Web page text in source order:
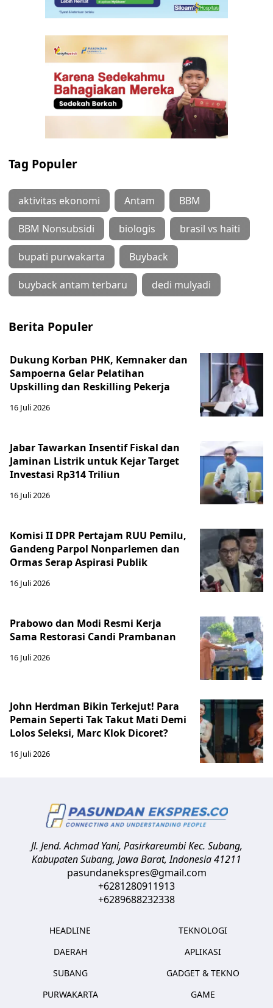
Tag Populer
aktivitas ekonomi Antam BBM
BBM Nonsubsidi biologis brasil vs haiti
bupati purwakarta Buyback
buyback antam terbaru dedi mulyadi
Berita Populer
Dukung Korban PHK, Kemnaker dan
Sampoerna Gelar Pelatihan
Upskilling dan Reskilling Pekerja
16 Juli 2026
Jabar Tawarkan Insentif Fiskal dan
Jaminan Listrik untuk Kejar Target
Investasi Rp314 Triliun
16 Juli 2026
Komisi II DPR Pertajam RUU Pemilu,
Gandeng Parpol Nonparlemen dan
Ormas Serap Aspirasi Publik
16 Juli 2026
Prabowo dan Modi Resmi Kerja
Sama Restorasi Candi Prambanan
16 Juli 2026
John Herdman Bikin Terkejut! Para
Pemain Seperti Tak Takut Mati Demi
Lolos Seleksi, Marc Klok Dicoret?
16 Juli 2026
Jl. Jend. Achmad Yani, Pasirkareumbi Kec. Subang,
Kabupaten Subang, Jawa Barat,Indonesia41211
pasundanekspres@gmail.com
+6281280911913
+6289688232338
HEADLINE
DAERAH
SUBANG
PURWAKARTA
TEKNOLOGI
APLIKASI
GADGET & TEKNO
GAME